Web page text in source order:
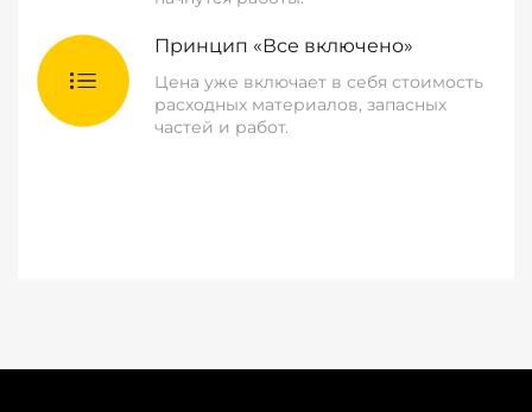
Принцип «Все включено»
Цена уже включает в себя стоимость
расходных материалов, запасных
частей и работ.